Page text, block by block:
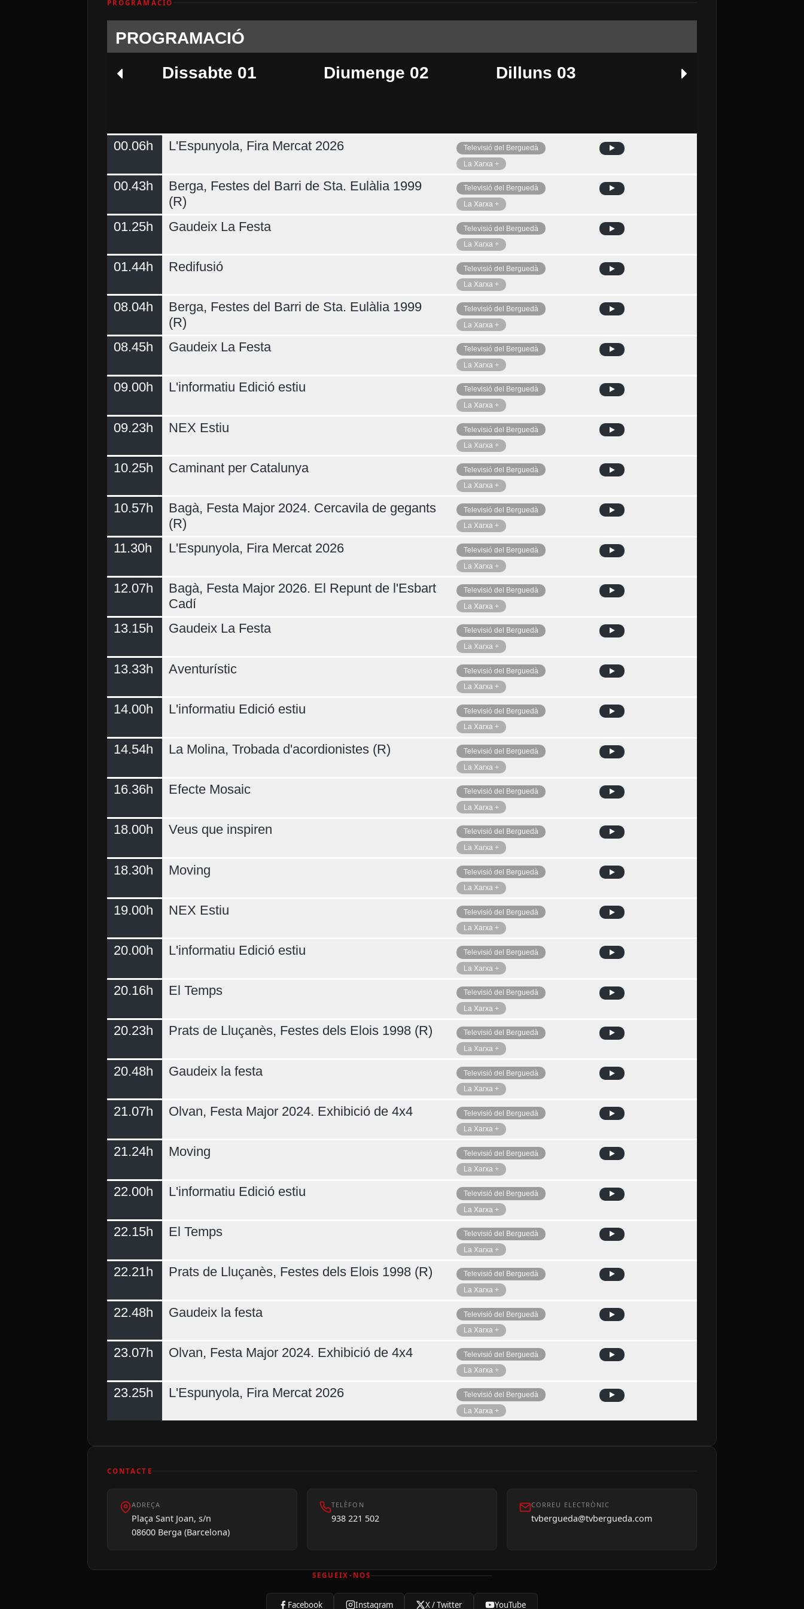
PROGRAMACIÓ
PROGRAMACIÓ
Dissabte 01
Diumenge 02 Dilluns 03
Dimarts 04 Ahir Demà
00.06h L'Espunyola, Fira Mercat 2026
Televisió del Berguedà
La Xarxa +
00.43h
Berga, Festes del Barri de Sta. Eulàlia 1999
(R)
Televisió del Berguedà
La Xarxa +
01.25h Gaudeix La Festa
Televisió del Berguedà
La Xarxa +
01.44h Redifusió
Televisió del Berguedà
La Xarxa +
08.04h
Berga, Festes del Barri de Sta. Eulàlia 1999
(R)
Televisió del Berguedà
La Xarxa +
08.45h Gaudeix La Festa
Televisió del Berguedà
La Xarxa +
09.00h L'informatiu Edició estiu
Televisió del Berguedà
La Xarxa +
09.23h NEX Estiu
Televisió del Berguedà
La Xarxa +
10.25h Caminant per Catalunya
Televisió del Berguedà
La Xarxa +
10.57h
Bagà, Festa Major 2024. Cercavila de gegants
(R)
Televisió del Berguedà
La Xarxa +
11.30h L'Espunyola, Fira Mercat 2026
Televisió del Berguedà
La Xarxa +
12.07h
Bagà, Festa Major 2026. El Repunt de l'Esbart
Cadí
Televisió del Berguedà
La Xarxa +
13.15h Gaudeix La Festa
Televisió del Berguedà
La Xarxa +
13.33h Aventurístic
Televisió del Berguedà
La Xarxa +
14.00h L'informatiu Edició estiu
Televisió del Berguedà
La Xarxa +
14.54h La Molina, Trobada d'acordionistes (R)
Televisió del Berguedà
La Xarxa +
16.36h Efecte Mosaic
Televisió del Berguedà
La Xarxa +
18.00h Veus que inspiren
Televisió del Berguedà
La Xarxa +
18.30h Moving
Televisió del Berguedà
La Xarxa +
19.00h NEX Estiu
Televisió del Berguedà
La Xarxa +
20.00h L'informatiu Edició estiu
Televisió del Berguedà
La Xarxa +
20.16h El Temps
Televisió del Berguedà
La Xarxa +
20.23h Prats de Lluçanès, Festes dels Elois 1998 (R)
Televisió del Berguedà
La Xarxa +
20.48h Gaudeix la festa
Televisió del Berguedà
La Xarxa +
21.07h Olvan, Festa Major 2024. Exhibició de 4x4
Televisió del Berguedà
La Xarxa +
21.24h Moving
Televisió del Berguedà
La Xarxa +
22.00h L'informatiu Edició estiu
Televisió del Berguedà
La Xarxa +
22.15h El Temps
Televisió del Berguedà
La Xarxa +
22.21h Prats de Lluçanès, Festes dels Elois 1998 (R)
Televisió del Berguedà
La Xarxa +
22.48h Gaudeix la festa
Televisió del Berguedà
La Xarxa +
23.07h Olvan, Festa Major 2024. Exhibició de 4x4
Televisió del Berguedà
La Xarxa +
23.25h L'Espunyola, Fira Mercat 2026
Televisió del Berguedà
La Xarxa +
CONTACTE
ADREÇA
Plaça Sant Joan, s/n
08600 Berga (Barcelona)
TELÈFON
938 221 502
CORREU ELECTRÒNIC
tvbergueda@tvbergueda.com
SEGUEIX-NOS
Facebook Instagram X / Twitter YouTube